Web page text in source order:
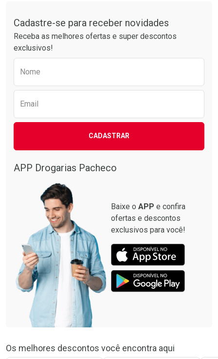
Por R$ 34,39/cada
Por R$ 74,99/cada
Cadastre-se para receber novidades
Receba as melhores ofertas e super descontos
exclusivos!
Nome
Email
CADASTRAR
APP Drogarias Pacheco
Baixe o APP e confira
ofertas e descontos
exclusivos para você!
Os melhores descontos você encontra aqui